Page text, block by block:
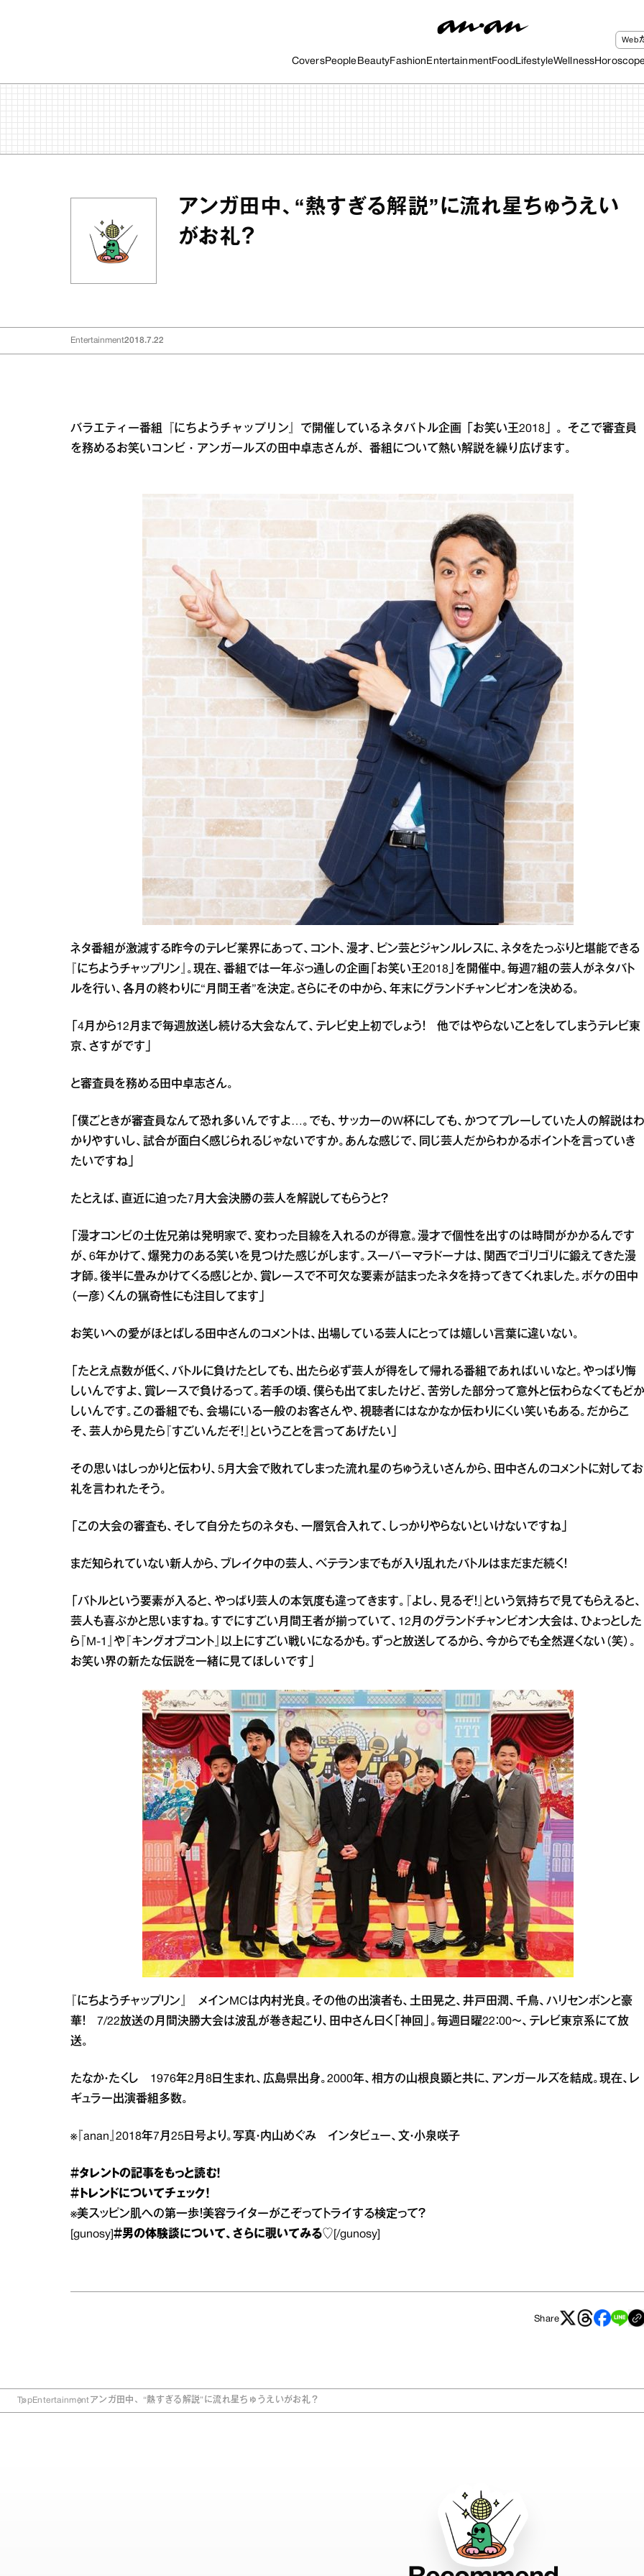
CoversPeople BeautyFashion EntertainmentFood LifestyleWellness
Web
アンガ田中、“熱すぎる解説”に流れ星ちゅうえい
がお礼？
Entertainment2018.7.22
バラエティー番組『にちようチャップリン』で開催しているネタバトル企画「お笑い王2018」。そこで審査員
を務めるお笑いコンビ・アンガールズの田中卓志さんが、番組について熱い解説を繰り広げます。
ネタ番組が激減する昨今のテレビ業界にあって、コント、漫才、ピン芸とジャンルレスに、ネタをたっぷりと堪能できる
『にちようチャップリン』。現在、番組では一年ぶっ通しの企画「お笑い王2018」を開催中。毎週7組の芸人がネタバト
ルを行い、各月の終わりに“月間王者”を決定。さらにその中から、年末にグランドチャンピオンを決める。
「4月から12月まで毎週放送し続ける大会なんて、テレビ史上初でしょう！ 他ではやらないことをしてしまうテレビ東
京、さすがです」
と審査員を務める田中卓志さん。
「僕ごときが審査員なんて恐れ多いんですよ…。でも、サッカーのW杯にしても、かつてプレーしていた人の解説はわ
かりやすいし、試合が面白く感じられるじゃないですか。あんな感じで、同じ芸人だからわかるポイントを言っていき
たいですね」
たとえば、直近に迫った7月大会決勝の芸人を解説してもらうと？
「漫才コンビの土佐兄弟は発明家で、変わった目線を入れるのが得意。漫才で個性を出すのは時間がかかるんです
が、6年かけて、爆発力のある笑いを見つけた感じがします。スーパーマラドーナは、関西でゴリゴリに鍛えてきた漫
才師。後半に畳みかけてくる感じとか、賞レースで不可欠な要素が詰まったネタを持ってきてくれました。ボケの田中
（一彦）くんの猟奇性にも注目してます」
お笑いへの愛がほとばしる田中さんのコメントは、出場している芸人にとっては嬉しい言葉に違いない。
「たとえ点数が低く、バトルに負けたとしても、出たら必ず芸人が得をして帰れる番組であればいいなと。やっぱり悔
しいんですよ、賞レースで負けるって。若手の頃、僕らも出てましたけど、苦労した部分って意外と伝わらなくてもどか
しいんです。この番組でも、会場にいる一般のお客さんや、視聴者にはなかなか伝わりにくい笑いもある。だからこ
そ、芸人から見たら『すごいんだぞ！』ということを言ってあげたい」
その思いはしっかりと伝わり、5月大会で敗れてしまった流れ星のちゅうえいさんから、田中さんのコメントに対してお
礼を言われたそう。
「この大会の審査も、そして自分たちのネタも、一層気合入れて、しっかりやらないといけないですね」
まだ知られていない新人から、ブレイク中の芸人、ベテランまでもが入り乱れたバトルはまだまだ続く！
「バトルという要素が入ると、やっぱり芸人の本気度も違ってきます。『よし、見るぞ！』という気持ちで見てもらえると、
芸人も喜ぶかと思いますね。すでにすごい月間王者が揃っていて、12月のグランドチャンピオン大会は、ひょっとした
ら『M‐1』や『キングオブコント』以上にすごい戦いになるかも。ずっと放送してるから、今からでも全然遅くない（笑）。
お笑い界の新たな伝説を一緒に見てほしいです」
『にちようチャップリン』 メインMCは内村光良。その他の出演者も、土田晃之、井戸田潤、千鳥、ハリセンボンと豪
華！ 7/22放送の月間決勝大会は波乱が巻き起こり、田中さん曰く「神回」。毎週日曜22：00～、テレビ東京系にて放
送。
たなか・たくし 1976年2月8日生まれ、広島県出身。2000年、相方の山根良顕と共に、アンガールズを結成。現在、レ
ギュラー出演番組多数。
※『anan』2018年7月25日号より。写真・内山めぐみ インタビュー、文・小泉咲子
＃タレントの記事をもっと読む！
＃トレンドについてチェック！
※美スッピン肌への第一歩！美容ライターがこぞってトライする検定って？
[gunosy] ＃男の体験談について、さらに覗いてみる♡ [/gunosy]
Share
TopEntertainment アンガ田中、“熱すぎる解説”に流れ星ちゅうえいがお礼？